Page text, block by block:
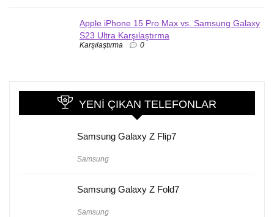
Apple iPhone 15 Pro Max vs. Samsung Galaxy
S23 Ultra Karşılaştırma
Karşılaştırma 0
YENI ÇIKAN TELEFONLAR
Samsung Galaxy Z Flip7
Samsung
Samsung Galaxy Z Fold7
Samsung